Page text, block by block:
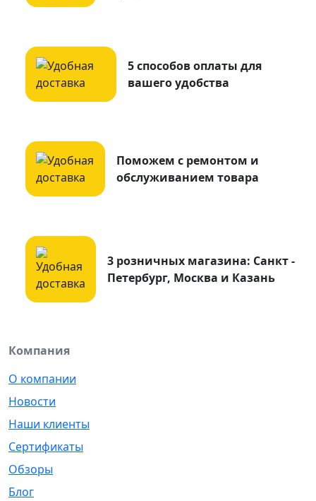
5 способов оплаты для
вашего удобства
Поможем с ремонтом и
обслуживанием товара
3 розничных магазина: Санкт -
Петербург, Москва и Казань
Компания
О компании
Новости
Наши клиенты
Сертификаты
Обзоры
Блог